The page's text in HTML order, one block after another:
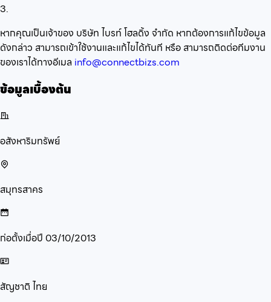
3.
หากคุณเป็นเจ้าของ บริษัท ไบรท์ โฮลดิ้ง จำกัด หากต้องการแก้ไขข้อมูล
ดังกล่าว สามารถเข้าใช้งานและแก้ไขได้ทันที หรือ สามารถติดต่อทีมงาน
ของเราได้ทางอีเมล info@connectbizs.com
ข้อมูลเบื้องต้น
อสังหาริมทรัพย์
สมุทรสาคร
ก่อตั้งเมื่อปี 03/10/2013
สัญชาติ ไทย